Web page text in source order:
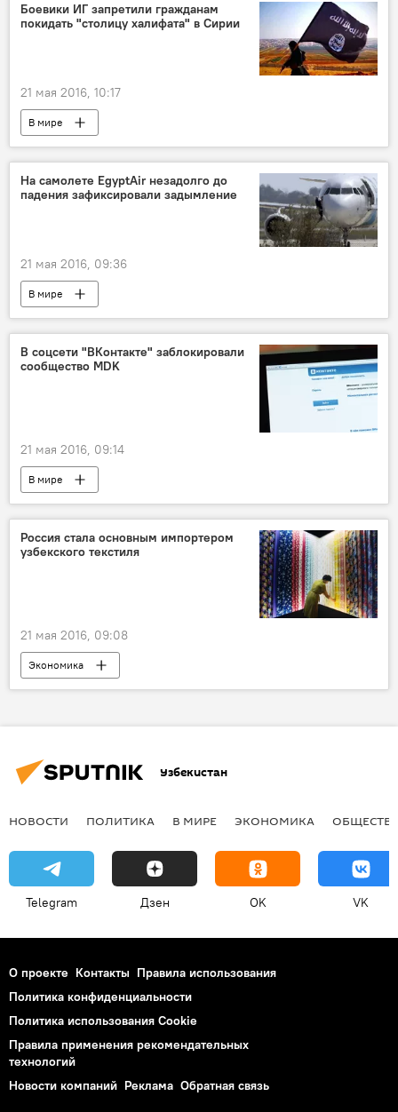
Боевики ИГ запретили гражданам
покидать "столицу халифата" в Сирии
21 мая 2016, 10:17
В мире
На самолете EgyptAir незадолго до
падения зафиксировали задымление
21 мая 2016, 09:36
В мире
Крушение самолета EgyptAir над Средиземным морем
В соцсети "ВКонтакте" заблокировали
сообщество MDK
21 мая 2016, 09:14
В мире
Россия стала основным импортером
узбекского текстиля
21 мая 2016, 09:08
Экономика
Узбекистан
НОВОСТИ ПОЛИТИКА В МИРЕ ЭКОНОМИКА
Telegram Дзен OK VK
О проекте Контакты Правила использования
Политика конфиденциальности
Политика использования Cookie
Правила применения рекомендательных
технологий
Новости компаний Реклама Обратная связь